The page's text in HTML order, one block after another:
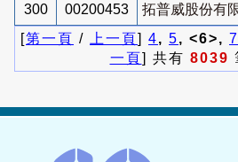
300 00200453
拓普威股份有
[第一頁 / 上一頁] 4, 5, <6>, 7
一頁] 共有 8039